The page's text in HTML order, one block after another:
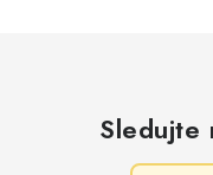
Sledujte